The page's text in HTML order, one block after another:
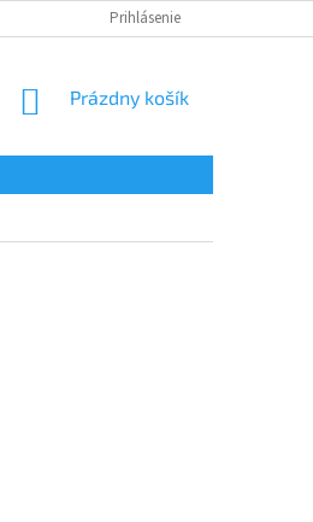
Prihlásenie
NÁKUPNÝ
Prázdny košík